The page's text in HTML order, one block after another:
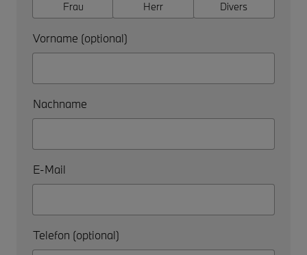
Frau Herr Divers
Vorname (optional)
Nachname
E-Mail
Telefon (optional)